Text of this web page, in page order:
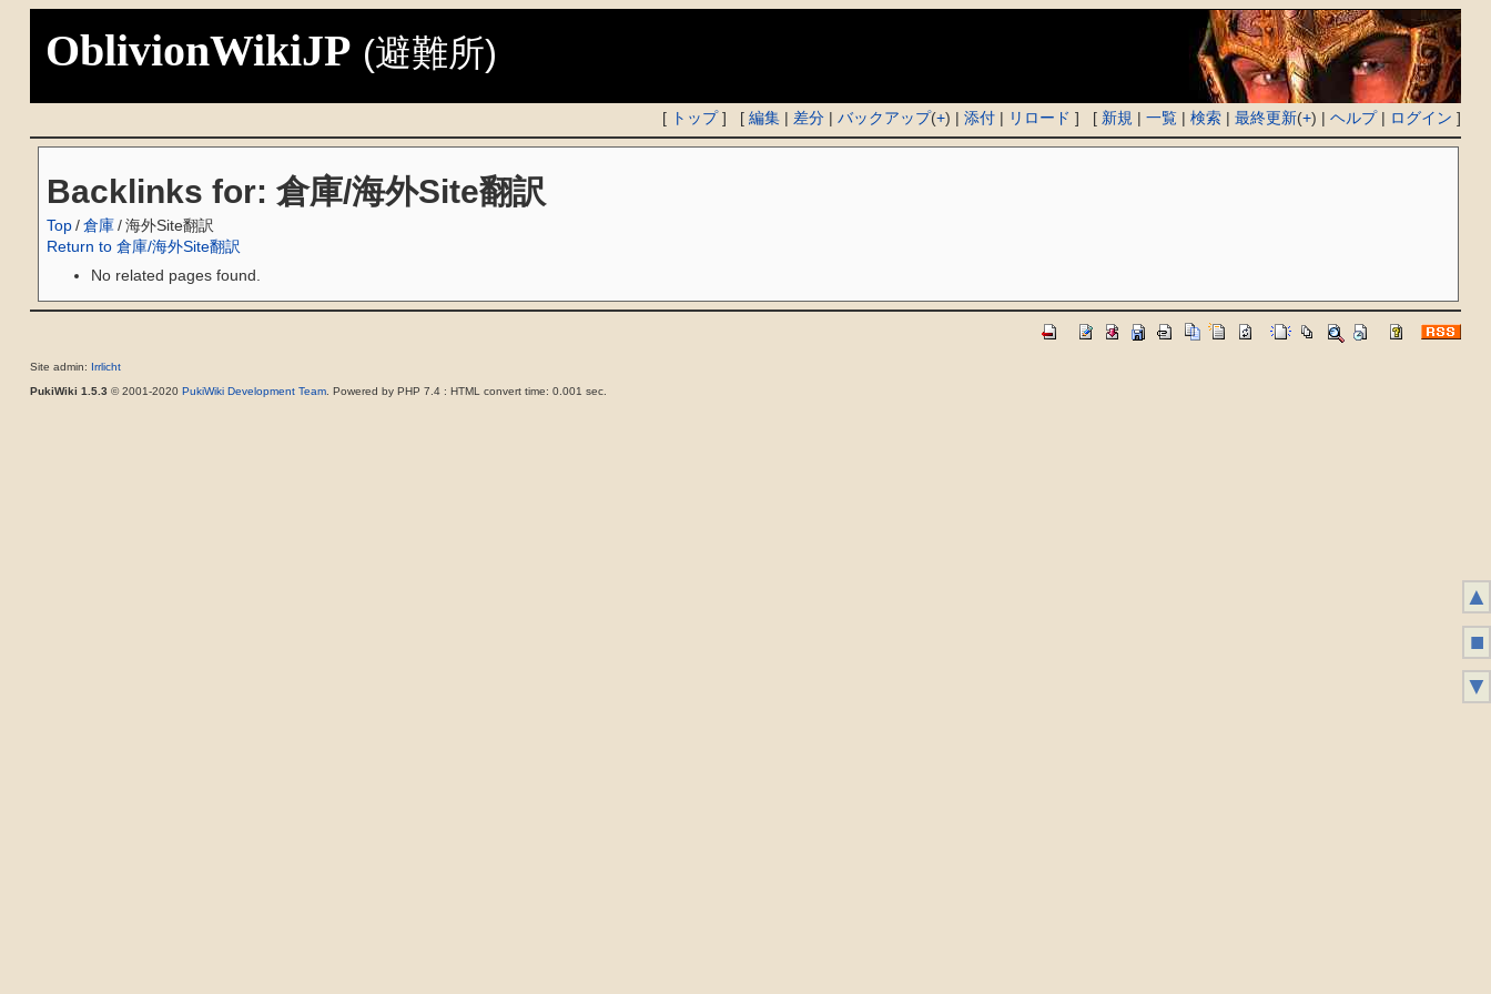
OblivionWikiJP (避難所)
[ トップ] [編集 | 差分 |バックアップ(+) |添付 | リロード ] [ 新規 |一覧 |検索 |最終更新(+) |ヘルプ| ログイン ]
Backlinks for: 倉庫/海外Site翻訳
Top/倉庫/海外Site翻訳
Return to 倉庫/海外Site翻訳
No related pages found.
Site admin: Irrlicht
PukiWiki 1.5.3 © 2001-2020 PukiWiki Development Team. Powered by PHP 7.4 : HTML convert time: 0.001 sec.
▲
■
▼